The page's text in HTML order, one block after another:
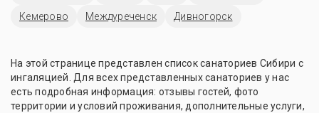
Кемерово
Междуреченск Дивногорск
На этой странице представлен список санаториев Сибири с
ингаляцией. Для всех представленных санаториев у нас
есть подробная информация: отзывы гостей, фото
территории и условий проживания, дополнительные услуги,